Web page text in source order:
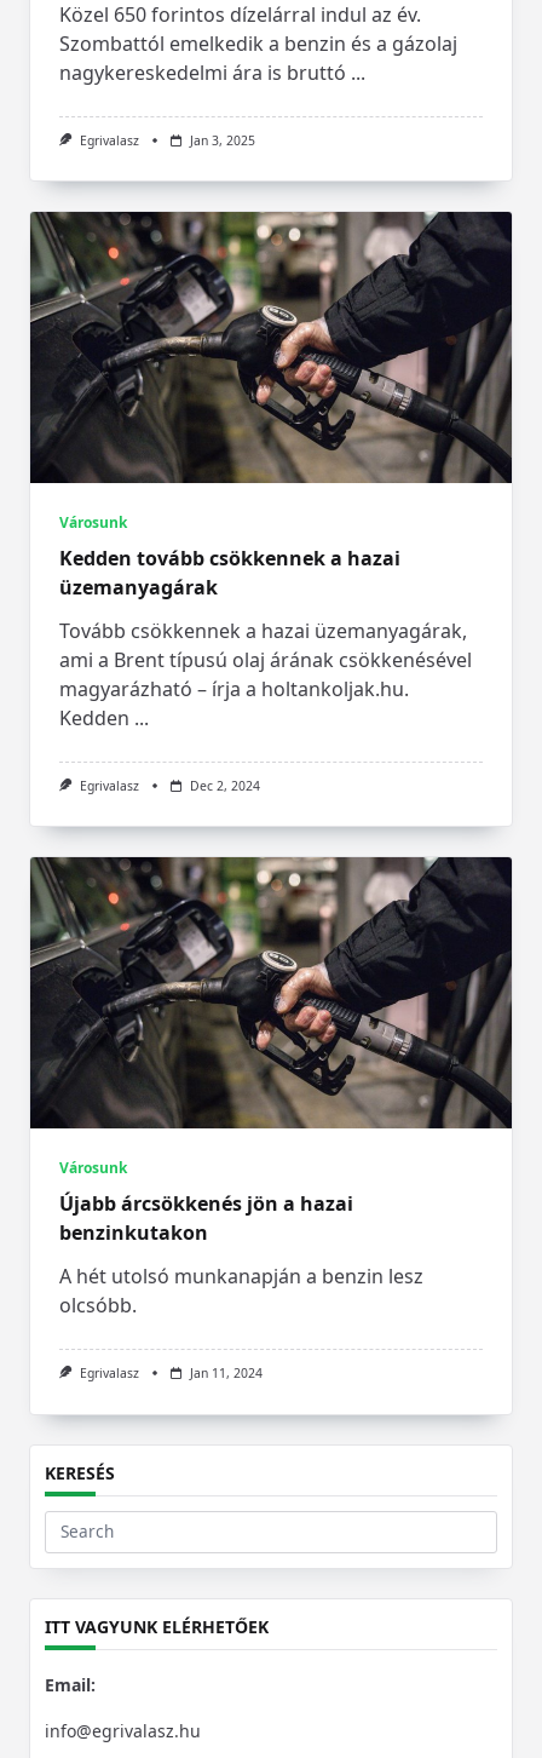
Közel 650 forintos dízelárral indul az év.
Szombattól emelkedik a benzin és a gázolaj
nagykereskedelmi ára is bruttó ...
Egrivalasz Jan 3, 2025
Városunk
Kedden tovább csökkennek a hazai
üzemanyagárak
Tovább csökkennek a hazai üzemanyagárak,
ami a Brent típusú olaj árának csökkenésével
magyarázható – írja a holtankoljak.hu.
Kedden ...
Egrivalasz Dec 2, 2024
Városunk
Újabb árcsökkenés jön a hazai
benzinkutakon
A hét utolsó munkanapján a benzin lesz
olcsóbb.
Egrivalasz Jan 11, 2024
KERESÉS
Search
for:
ITT VAGYUNK ELÉRHETŐEK
Email:
info@egrivalasz.hu